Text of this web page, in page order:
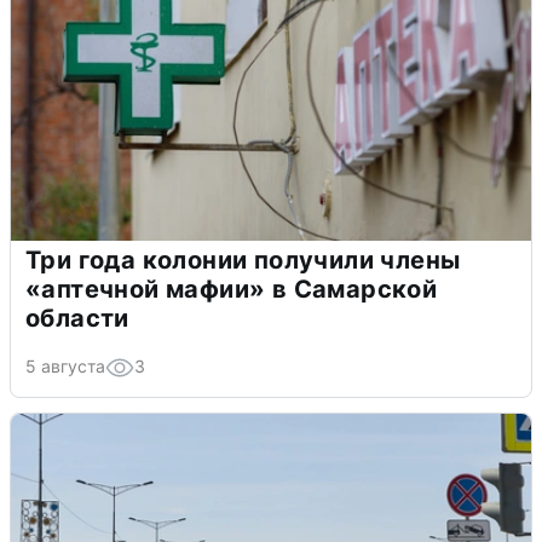
Три года колонии получили члены
«аптечной мафии» в Самарской
области
5 августа 3